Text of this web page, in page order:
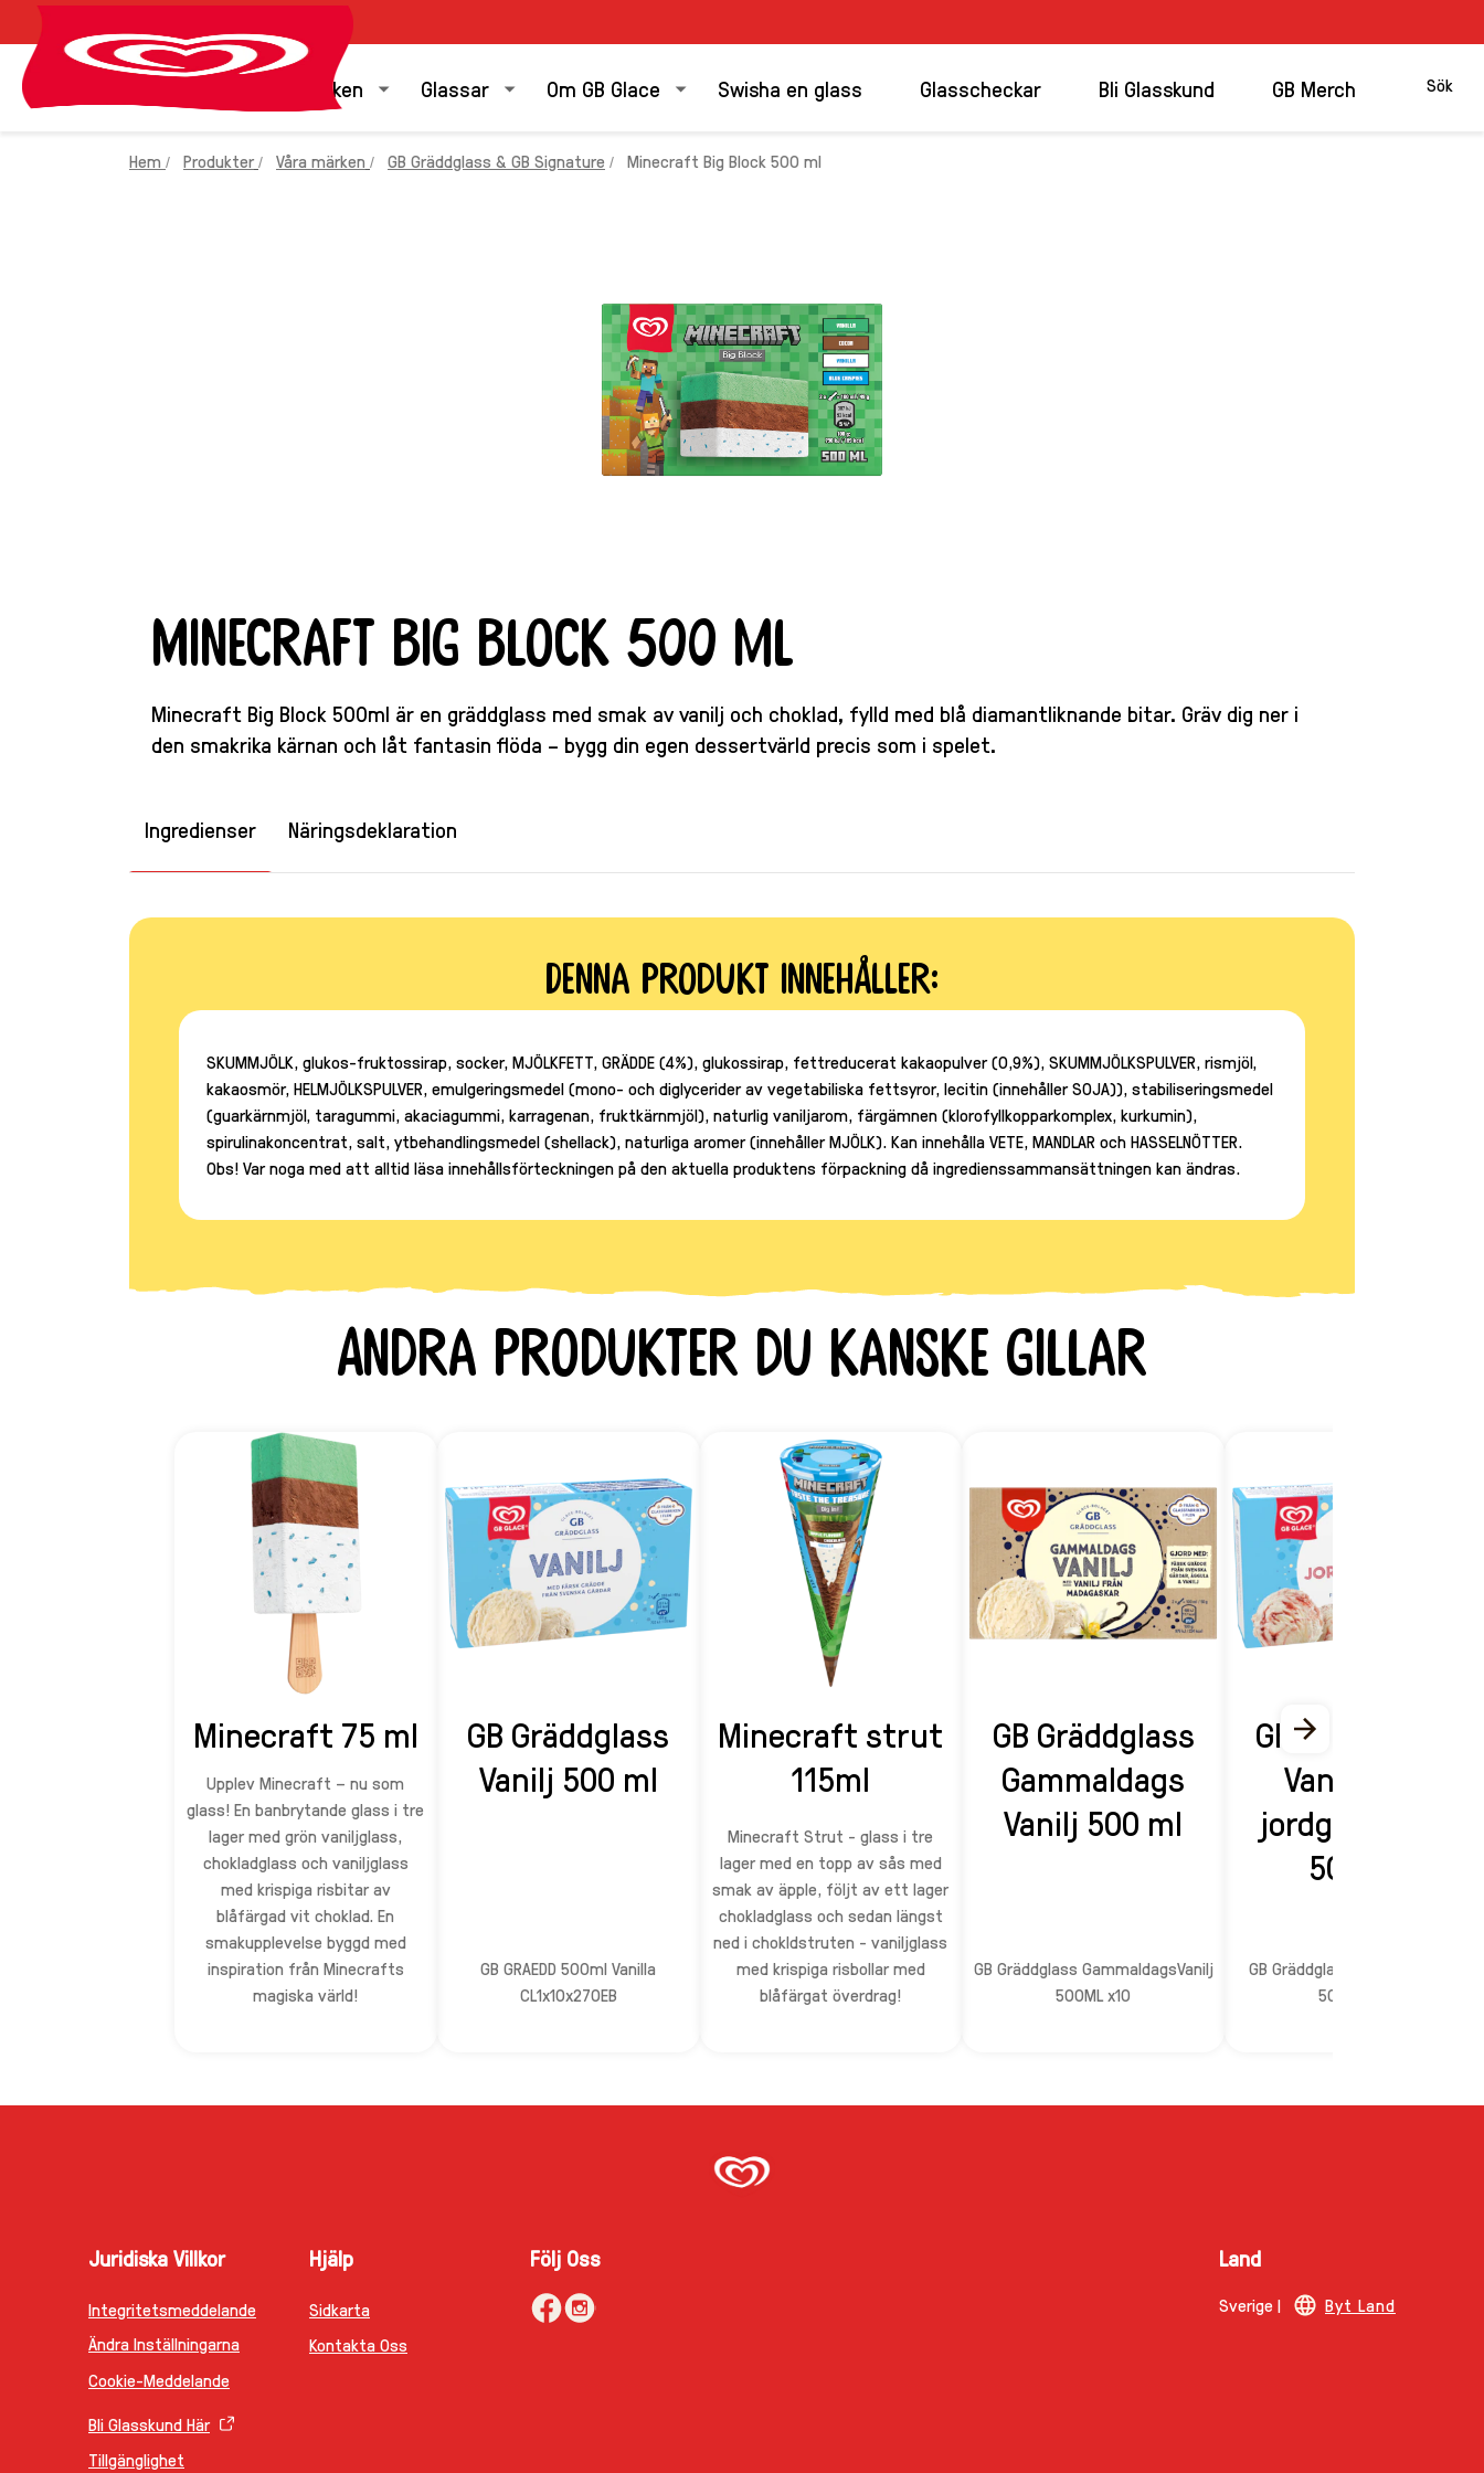
Våra märken Glassar Om GB Glace Swisha en glass Glasscheckar Bli Glasskund GB Merch Sök
sök
Hem Produkter Våra märken GB Gräddglass & GB Signature Minecraft Big Block 500 ml
Minecraft Big Block 500 ml
Minecraft Big Block 500ml är en gräddglass med smak av vanilj och choklad, fylld med blå diamantliknande bitar. Gräv dig ner i
den smakrika kärnan och låt fantasin flöda – bygg din egen dessertvärld precis som i spelet.
Ingredienser Näringsdeklaration
Denna produkt innehåller:
SKUMMJÖLK, glukos-fruktossirap, socker, MJÖLKFETT, GRÄDDE (4%), glukossirap, fettreducerat kakaopulver (0,9%), SKUMMJÖLKSPULVER, rismjöl,
kakaosmör, HELMJÖLKSPULVER, emulgeringsmedel (mono- och diglycerider av vegetabiliska fettsyror, lecitin (innehåller SOJA)), stabiliseringsmedel
(guarkärnmjöl, taragummi, akaciagummi, karragenan, fruktkärnmjöl), naturlig vaniljarom, färgämnen (klorofyllkopparkomplex, kurkumin),
spirulinakoncentrat, salt, ytbehandlingsmedel (shellack), naturliga aromer (innehåller MJÖLK). Kan innehålla VETE, MANDLAR och HASSELNÖTTER.
Obs! Var noga med att alltid läsa innehållsförteckningen på den aktuella produktens förpackning då ingredienssammansättningen kan ändras.
Andra produkter du kanske gillar
Minecraft 75 ml
Upplev Minecraft – nu som
glass! En banbrytande glass i tre
lager med grön vaniljglass,
chokladglass och vaniljglass
med krispiga risbitar av
blåfärgad vit choklad. En
smakupplevelse byggd med
inspiration från Minecrafts
magiska värld!
GB Gräddglass
Vanilj 500 ml
GB GRAEDD 500ml Vanilla
CL1x10x270EB
Minecraft strut
115ml
Minecraft Strut - glass i tre
lager med en topp av sås med
smak av äpple, följt av ett lager
chokladglass och sedan längst
ned i chokldstruten - vaniljglass
med krispiga risbollar med
blåfärgat överdrag!
GB Gräddglass
Gammaldags
Vanilj 500 ml
GB Gräddglass GammaldagsVanilj
500ML x10
GB Gräddglass
Vanilj med
jordgubbssås
500 ml
GB Gräddglass Vanilj/jordgubb
500ML x10
Juridiska Villkor
Integritetsmeddelande
Ändra Inställningarna
Cookie-Meddelande
Bli Glasskund Här
Tillgänglighet
Hjälp
Sidkarta
Kontakta Oss
Följ Oss Land
Sverige | Byt Land